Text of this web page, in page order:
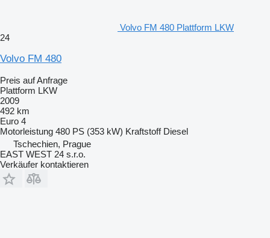
Volvo FM 480 Plattform LKW
24
Volvo FM 480
Preis auf Anfrage
Plattform LKW
2009
492 km
Euro 4
Motorleistung 480 PS (353 kW) Kraftstoff Diesel
Tschechien, Prague
EAST WEST 24 s.r.o.
Verkäufer kontaktieren